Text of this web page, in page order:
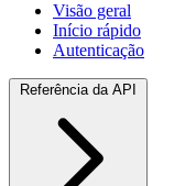
Visão geral
Início rápido
Autenticação
Referência da API